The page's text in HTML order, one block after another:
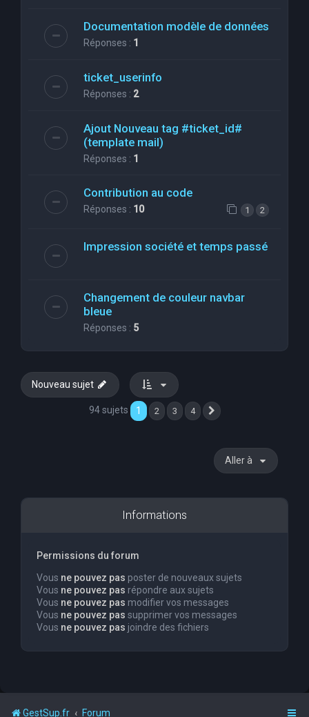
Documentation modèle de données
Réponses : 1
ticket_userinfo
Réponses : 2
Ajout Nouveau tag #ticket_id#
(template mail)
Réponses : 1
Contribution au code
Réponses : 10 1 2
Impression société et temps passé
Changement de couleur navbar
bleue
Réponses : 5
Nouveau sujet
94 sujets 1 2 3 4
Aller à
Informations
Permissions du forum
Vous ne pouvez pas poster de nouveaux sujets
Vous ne pouvez pas répondre aux sujets
Vous ne pouvez pas modifier vos messages
Vous ne pouvez pas supprimer vos messages
Vous ne pouvez pas joindre des fichiers
GestSup.fr Forum